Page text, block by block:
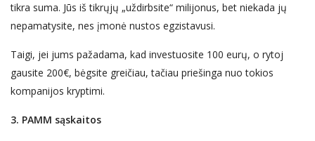
tikra suma. Jūs iš tikrųjų „uždirbsite“ milijonus, bet niekada jų
nepamatysite, nes įmonė nustos egzistavusi.
Taigi, jei jums pažadama, kad investuosite 100 eurų, o rytoj
gausite 200€, bėgsite greičiau, tačiau priešinga nuo tokios
kompanijos kryptimi.
3. PAMM sąskaitos